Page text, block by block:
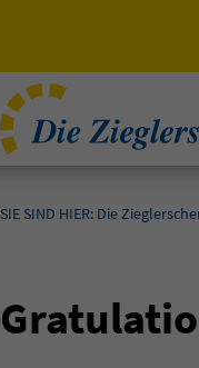
SIE SIND HIER: Die